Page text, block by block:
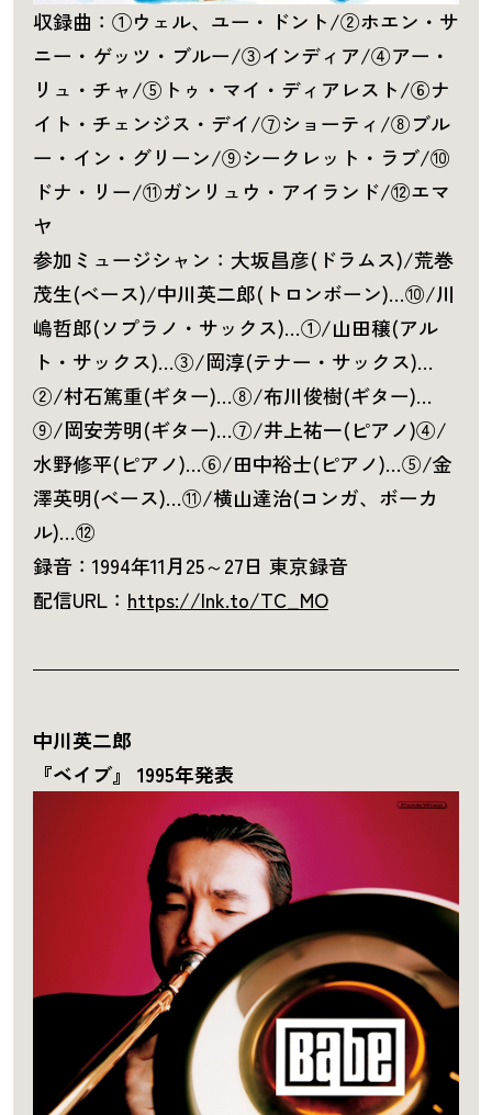
収録曲：①ウェル、ユー・ドント/②ホエン・サ
ニー・ゲッツ・ブルー/③インディア/④アー・
リュ・チャ/⑤トゥ・マイ・ディアレスト/⑥ナ
イト・チェンジス・デイ/⑦ショーティ/⑧ブル
ー・イン・グリーン/⑨シークレット・ラブ/⑩
ドナ・リー/⑪ガンリュウ・アイランド/⑫エマ
ヤ
参加ミュージシャン：大坂昌彦(ドラムス)/荒巻
茂生(ベース)/中川英二郎(トロンボーン)…⑩/川
嶋哲郎(ソプラノ・サックス)…①/山田穣(アル
ト・サックス)…③/岡淳(テナー・サックス)…
②/村石篤重(ギター)…⑧/布川俊樹(ギター)…
⑨/岡安芳明(ギター)…⑦/井上祐一(ピアノ)④/
水野修平(ピアノ)…⑥/田中裕士(ピアノ)…⑤/金
澤英明(ベース)…⑪/横山達治(コンガ、ボーカ
ル)…⑫
録音：1994年11月25～27日 東京録音
配信URL： https://lnk.to/TC_MO
中川英二郎
『ベイブ』 1995年発表